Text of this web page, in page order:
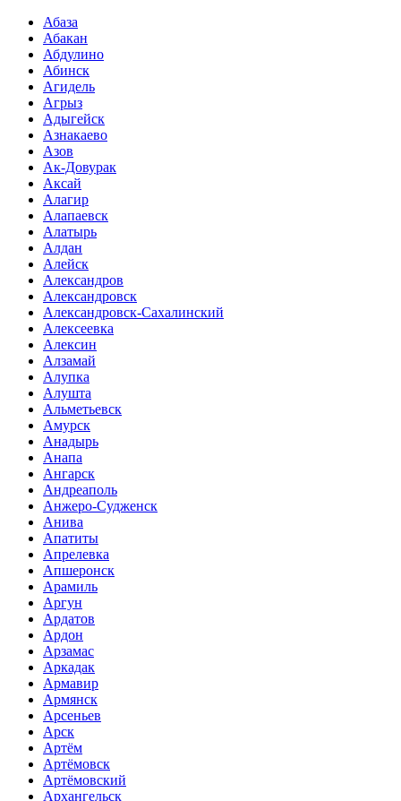
Абаза
Абакан
Абдулино
Абинск
Агидель
Агрыз
Адыгейск
Азнакаево
Азов
Ак-Довурак
Аксай
Алагир
Алапаевск
Алатырь
Алдан
Алейск
Александров
Александровск
Александровск-Сахалинский
Алексеевка
Алексин
Алзамай
Алупка
Алушта
Альметьевск
Амурск
Анадырь
Анапа
Ангарск
Андреаполь
Анжеро-Судженск
Анива
Апатиты
Апрелевка
Апшеронск
Арамиль
Аргун
Ардатов
Ардон
Арзамас
Аркадак
Армавир
Армянск
Арсеньев
Арск
Артём
Артёмовск
Артёмовский
Архангельск